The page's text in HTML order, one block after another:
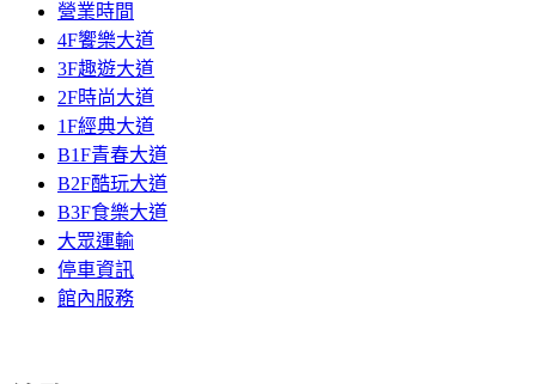
營業時間
4F饗樂大道
3F趣遊大道
2F時尚大道
1F經典大道
B1F青春大道
B2F酷玩大道
B3F食樂大道
大眾運輸
停車資訊
館內服務